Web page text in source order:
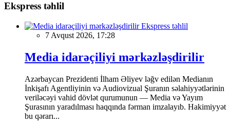
Ekspress təhlil
Ekspress təhlil
7 Avqust 2026, 17:28
Media idarəçiliyi mərkəzləşdirilir
Azərbaycan Prezidenti İlham Əliyev ləğv edilən Medianın
İnkişafı Agentliyinin və Audiovizual Şuranın səlahiyyətlərinin
veriləcəyi vahid dövlət qurumunun — Media və Yayım
Şurasının yaradılması haqqında fərman imzalayıb. Hakimiyyət
bu qərarı...